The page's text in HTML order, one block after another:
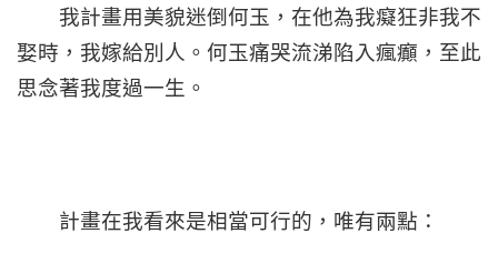
我計畫用美貌迷倒何玉，在他為我癡狂非我不
娶時，我嫁給別人。何玉痛哭流涕陷入瘋癲，至此
思念著我度過一生。
計畫在我看來是相當可行的，唯有兩點：